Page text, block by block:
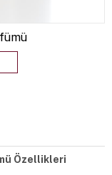
Özellikleri